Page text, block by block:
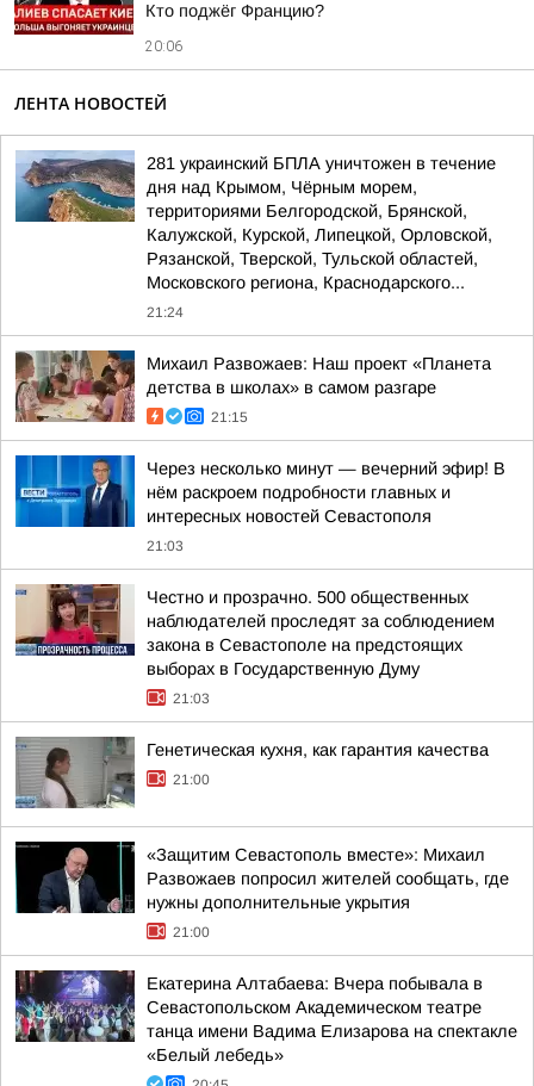
Кто поджёг Францию?
20:06
ЛЕНТА НОВОСТЕЙ
281 украинский БПЛА уничтожен в течение
дня над Крымом, Чёрным морем,
территориями Белгородской, Брянской,
Калужской, Курской, Липецкой, Орловской,
Рязанской, Тверской, Тульской областей,
Московского региона, Краснодарского...
21:24
Михаил Развожаев: Наш проект «Планета
детства в школах» в самом разгаре
21:15
Через несколько минут — вечерний эфир! В
нём раскроем подробности главных и
интересных новостей Севастополя
21:03
Честно и прозрачно. 500 общественных
наблюдателей проследят за соблюдением
закона в Севастополе на предстоящих
выборах в Государственную Думу
21:03
Генетическая кухня, как гарантия качества
21:00
«Защитим Севастополь вместе»: Михаил
Развожаев попросил жителей сообщать, где
нужны дополнительные укрытия
21:00
Екатерина Алтабаева: Вчера побывала в
Севастопольском Академическом театре
танца имени Вадима Елизарова на спектакле
«Белый лебедь»